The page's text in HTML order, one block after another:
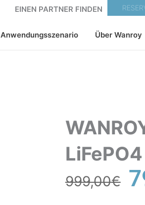
EINEN PARTNER FINDEN
Anwendungsszenario Über Wanroy
999,00€